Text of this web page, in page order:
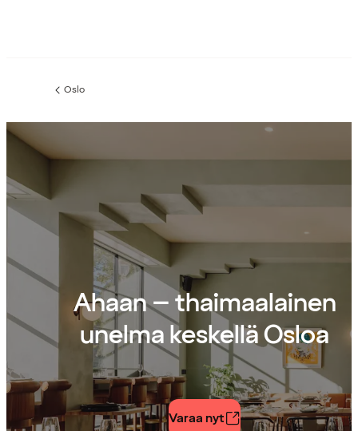
Edellinen
Oslo
Ahaan – thaimaalainen
unelma keskellä Osloa
Varaa nyt